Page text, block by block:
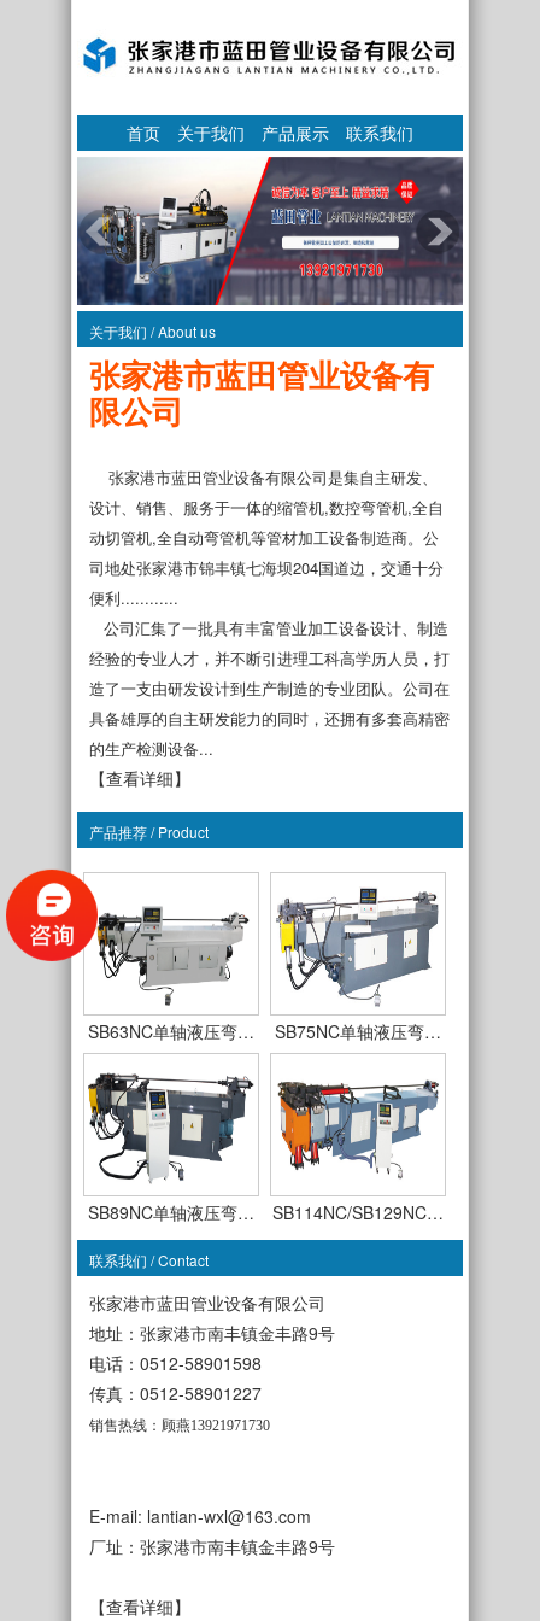
首页 关于我们 产品展示 联系我们
关于我们 / About us
张家港市蓝田管业设备有
限公司
张家港市蓝田管业设备有限公司是集自主研发、
设计、销售、服务于一体的缩管机,数控弯管机,全自
动切管机,全自动弯管机等管材加工设备制造商。公
司地处张家港市锦丰镇七海坝204国道边，交通十分
便利............
公司汇集了一批具有丰富管业加工设备设计、制造
经验的专业人才，并不断引进理工科高学历人员，打
造了一支由研发设计到生产制造的专业团队。公司在
具备雄厚的自主研发能力的同时，还拥有多套高精密
的生产检测设备...
【查看详细】
产品推荐 / Product
SB38NC单轴液压弯… SB50NC单轴液压弯…
SB63NC单轴液压弯… SB75NC单轴液压弯…
SB89NC单轴液压弯… SB114NC/SB129NC…
SB63CNC-TSR-3A全…
联系我们 / Contact
张家港市蓝田管业设备有限公司
地址：张家港市南丰镇金丰路9号
电话：0512-58901598
传真：0512-58901227
销售热线：顾燕13921971730
E-mail: lantian-wxl@163.com
厂址：张家港市南丰镇金丰路9号
【查看详细】